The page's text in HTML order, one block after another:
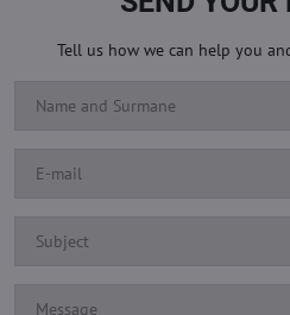
Tell us how we can help you